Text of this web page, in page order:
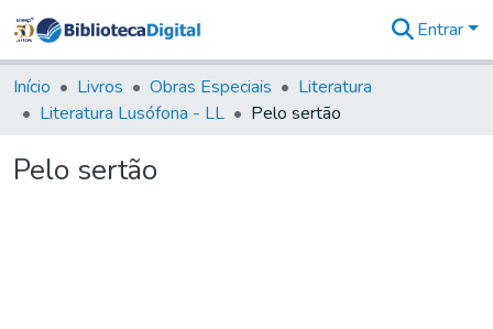
&
Coleções
Tudo na
Entrar
Início Livros Obras Especiais
Literatura
Literatura Lusófona - LL
Pelo sertão
Pelo sertão